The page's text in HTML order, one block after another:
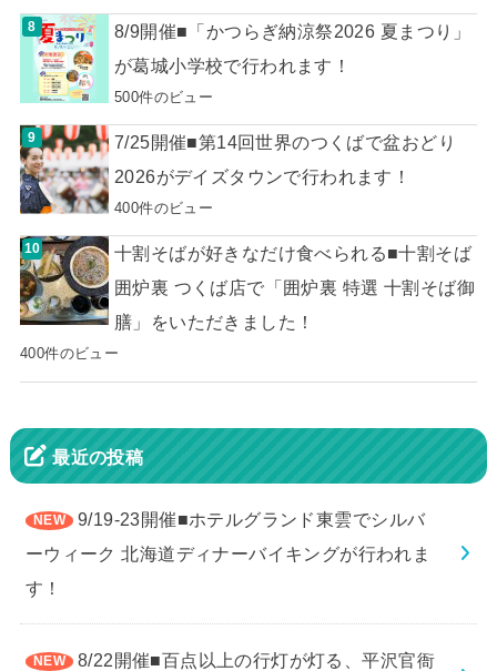
8/9開催■「かつらぎ納涼祭2026 夏まつり」
が葛城小学校で行われます！
500件のビュー
7/25開催■第14回世界のつくばで盆おどり
2026がデイズタウンで行われます！
400件のビュー
十割そばが好きなだけ食べられる■十割そば
囲炉裏 つくば店で「囲炉裏 特選 十割そば御
膳」をいただきました！
400件のビュー
最近の投稿
9/19-23開催■ホテルグランド東雲でシルバ
ーウィーク 北海道ディナーバイキングが行われま
す！
8/22開催■百点以上の行灯が灯る、平沢官衙